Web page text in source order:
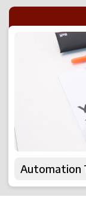
Automation